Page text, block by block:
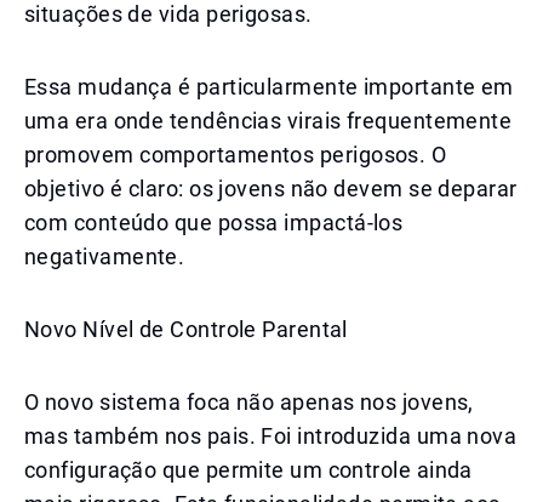
situações de vida perigosas.
Essa mudança é particularmente importante em
uma era onde tendências virais frequentemente
promovem comportamentos perigosos. O
objetivo é claro: os jovens não devem se deparar
com conteúdo que possa impactá-los
negativamente.
Novo Nível de Controle Parental
O novo sistema foca não apenas nos jovens,
mas também nos pais. Foi introduzida uma nova
configuração que permite um controle ainda